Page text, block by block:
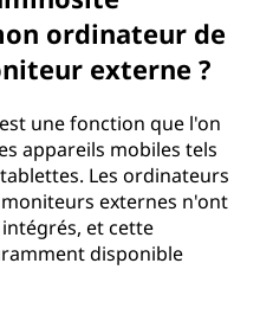
ordinateur de
externe ?
une fonction que l'on
appareils mobiles tels
Les ordinateurs
externes n'ont
et cette
disponible